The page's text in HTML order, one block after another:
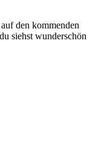
den kommenden
siehst wunderschön